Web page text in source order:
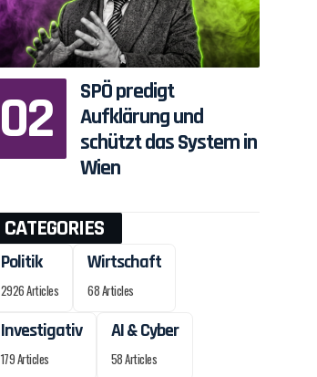
SPÖ predigt
Aufklärung und
schützt das System in
Wien
CATEGORIES
Politik
2926 Articles
Wirtschaft
68 Articles
Investigativ
179 Articles
AI & Cyber
58 Articles